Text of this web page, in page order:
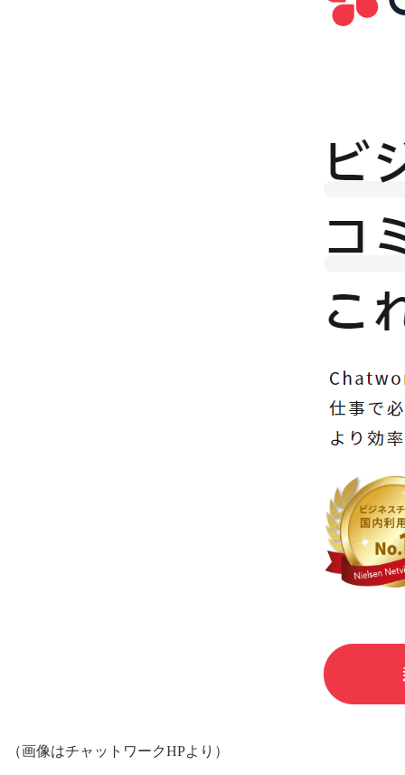
（画像はチャットワークHPより）